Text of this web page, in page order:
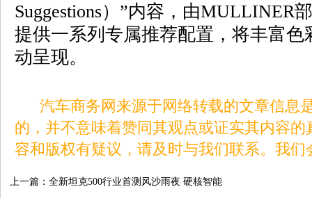
Suggestions）”内容，由MULLINER
提供一系列专属推荐配置，将丰富
动呈现。
汽车商务网来源于网络转载的文章信息
的，并不意味着赞同其观点或证实其内容
容和版权有疑议，请及时与我们联系。我
上一篇： 全新坦克500行业首测风沙雨夜 硬核智能